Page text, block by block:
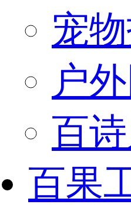
宠
户
百
百果